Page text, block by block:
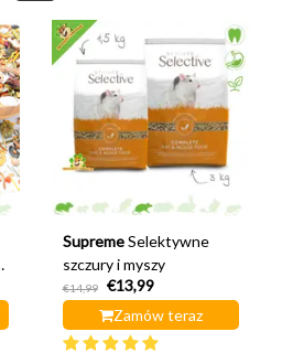
Supreme Selektywne
szczury i myszy
€14,99
€13,99
Zamów teraz